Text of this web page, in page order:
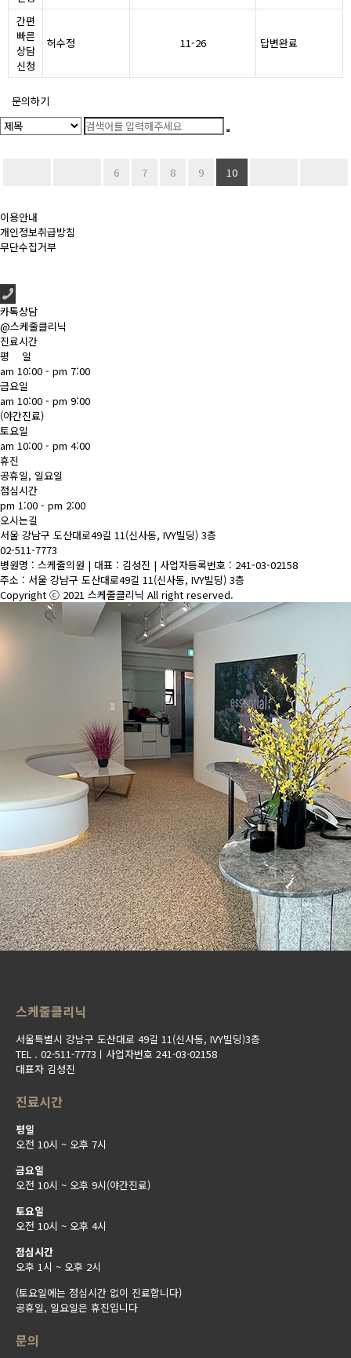
간편
빠른
상담
신청
허수정 11-26 답변완료
문의하기
6 7 8 9 10
이용안내
개인정보취급방침
무단수집거부
카톡상담
@스케줄클리닉
진료시간
평 일
am 10:00 - pm 7:00
금요일
am 10:00 - pm 9:00
(야간진료)
토요일
am 10:00 - pm 4:00
휴진
공휴일, 일요일
점심시간
pm 1:00 - pm 2:00
오시는길
서울 강남구 도산대로49길 11(신사동, IVY빌딩) 3층
02-511-7773
병원명 : 스케줄의원 | 대표 : 김성진 | 사업자등록번호 : 241-03-02158
주소 : 서울 강남구 도산대로49길 11(신사동, IVY빌딩) 3층
Copyright ⓒ 2021 스케줄클리닉 All right reserved.
스케줄클리닉
서울특별시 강남구 도산대로 49길 11(신사동, IVY빌딩)3층
TEL . 02-511-7773ㅣ사업자번호 241-03-02158
대표자 김성진
진료시간
평일
오전 10시 ~ 오후 7시
금요일
오전 10시 ~ 오후 9시(야간진료)
토요일
오전 10시 ~ 오후 4시
점심시간
오후 1시 ~ 오후 2시
(토요일에는 점심시간 없이 진료합니다)
공휴일, 일요일은 휴진입니다
문의